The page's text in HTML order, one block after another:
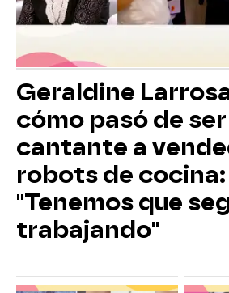
Geraldine
cómo pasó de ser
cantante a
robots de cocina:
"Tenemos que
trabajando"